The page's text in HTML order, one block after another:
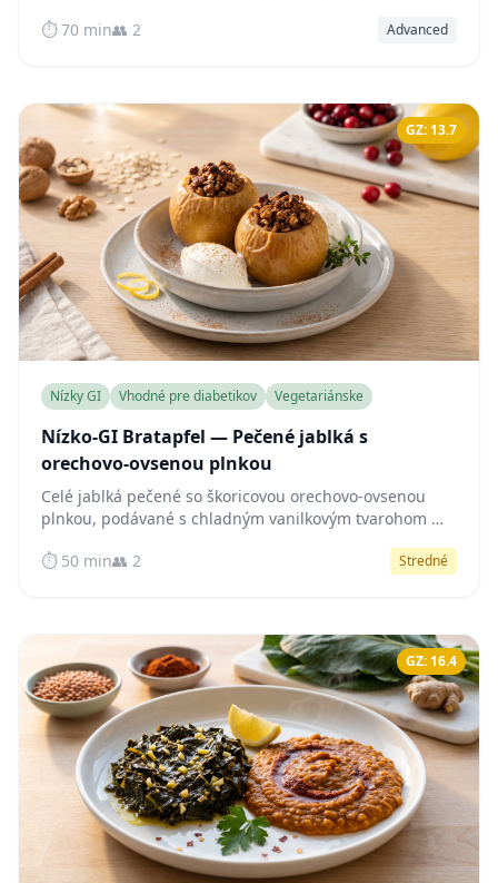
hladinu cukru v krvi krásne stabilnú.
⏱️ 70 min👥 2 Advanced
GZ: 13.7
Nízky GI Vhodné pre diabetikov Vegetariánske
Nízko-GI Bratapfel — Pečené jablká s
orechovo-ovsenou plnkou
Celé jablká pečené so škoricovou orechovo-ovsenou
plnkou, podávané s chladným vanilkovým tvarohom —
hladine cukru v krvi.
⏱️ 50 min👥 2 Stredné
GZ: 16.4